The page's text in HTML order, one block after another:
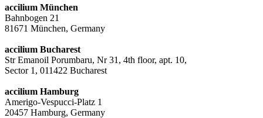
accilium München
Bahnbogen 21
81671 München, Germany
accilium Bucharest
Str Emanoil Porumbaru, Nr 31, 4th floor, apt. 10,
Sector 1, 011422 Bucharest
accilium Hamburg
Amerigo-Vespucci-Platz 1
20457 Hamburg, Germany